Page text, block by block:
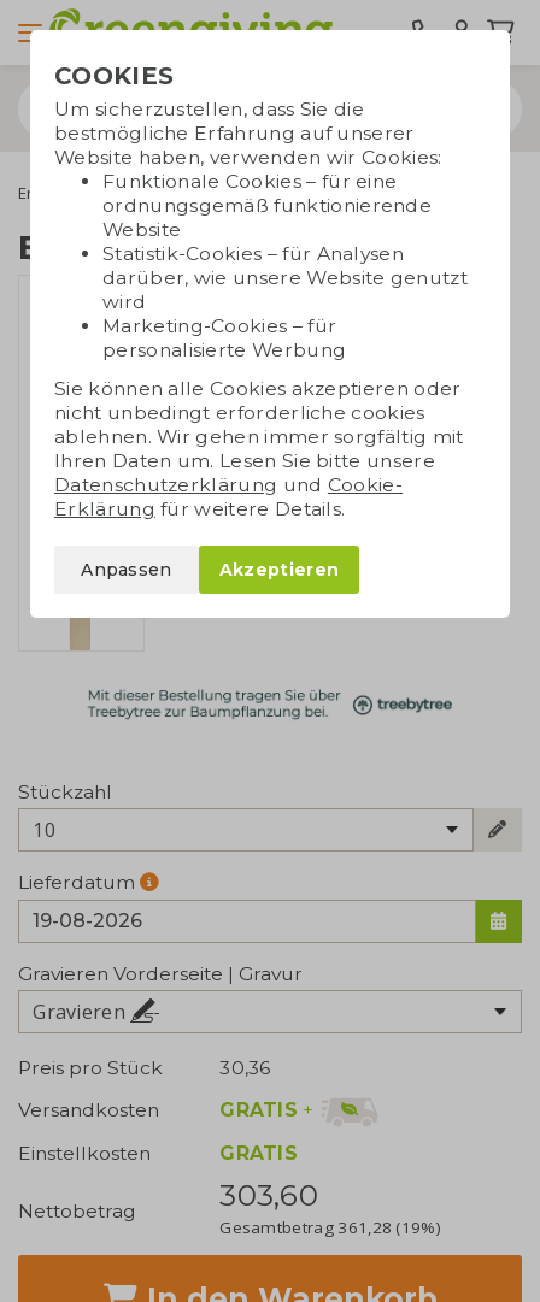
Energiesparprodukte Powerbanks Exklusive Powerbank
Exklusive Powerbank
Stückzahl
10
Lieferdatum
Gravieren Vorderseite | Gravur
Gravieren
Preis pro Stück
30,36
Versandkosten
GRATIS +
Einstellkosten
GRATIS
Nettobetrag 303,60
Gesamtbetrag 361,28 (19%)
COOKIES
Um sicherzustellen, dass Sie die
bestmögliche Erfahrung auf unserer
Website haben, verwenden wir Cookies:
Funktionale Cookies – für eine
ordnungsgemäß funktionierende
Website
Statistik-Cookies – für Analysen
darüber, wie unsere Website genutzt
wird
Marketing-Cookies – für
personalisierte Werbung
Sie können alle Cookies akzeptieren oder
nicht unbedingt erforderliche cookies
ablehnen. Wir gehen immer sorgfältig mit
Ihren Daten um. Lesen Sie bitte unsere
Datenschutzerklärung und Cookie-
Erklärung für weitere Details.
Anpassen Akzeptieren